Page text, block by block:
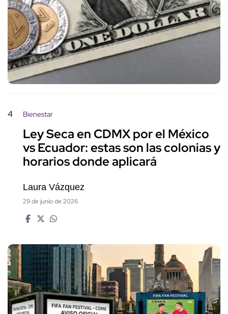
4 Bienestar
Ley Seca en CDMX por el México
vs Ecuador: estas son las colonias y
horarios donde aplicará
Laura Vázquez
29 de junio de 2026